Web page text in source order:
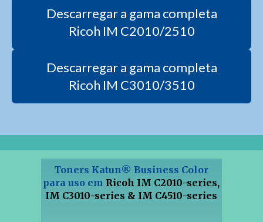
Descarregar a gama completa
Ricoh IM C2010/2510
Descarregar a gama completa
Ricoh IM C3010/3510
Toners Katun® Business Color
para uso em Ricoh IM C2010-series,
IM C3010-series & IM C4510-series